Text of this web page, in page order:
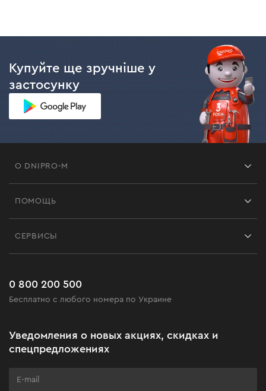
Купуйте ще зручніше у
застосунку
О DNIPRO-M
Черная пятница
Клуб мастерства
ПОМОЩЬ
Часто задаваемые вопросы
СЕРВИСЫ
0 800 200 500
Бесплатно с любого номера по Украине
Уведомления о новых акциях, скидках и
спецпредложениях